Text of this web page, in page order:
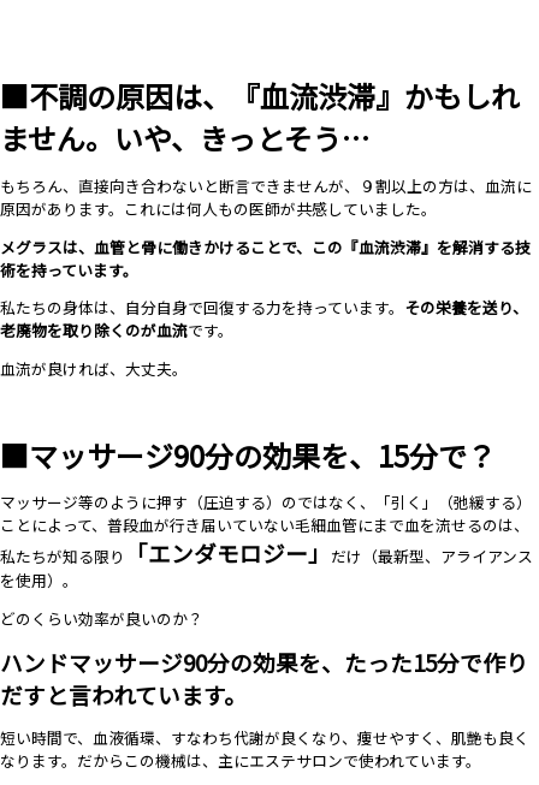
■不調の原因は、『血流渋滞』かもしれ
ません。いや、きっとそう…
もちろん、直接向き合わないと断言できませんが、９割以上の方は、血流に
原因があります。これには何人もの医師が共感していました。
メグラスは、血管と骨に働きかけることで、この『血流渋滞』を解消する技
術を持っています。
私たちの身体は、自分自身で回復する力を持っています。 その栄養を送り、
老廃物を取り除くのが血流です。
血流が良ければ、大丈夫。
■マッサージ90分の効果を、15分で？
マッサージ等のように押す（圧迫する）のではなく、「引く」（弛緩する）
ことによって、普段血が行き届いていない毛細血管にまで血を流せるのは、
私たちが知る限り
「エンダモロジー」
だけ（最新型、アライアンス
を使用）。
どのくらい効率が良いのか？
ハンドマッサージ90分の効果を、たった15分で作り
だすと言われています。
短い時間で、血液循環、すなわち代謝が良くなり、痩せやすく、肌艶も良く
なります。だからこの機械は、主にエステサロンで使われています。